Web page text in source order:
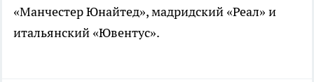
«Манчестер Юнайтед», мадридский «Реал» и
итальянский «Ювентус».